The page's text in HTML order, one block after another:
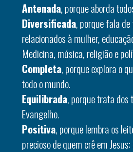
Antenada, porque aborda
Diversificada, porque fala
relacionados à mulher,
Medicina, música, religião e
Completa, porque explora o
todo o mundo.
Equilibrada, porque trata dos
Evangelho.
Positiva, porque lembra os
precioso de quem crê em